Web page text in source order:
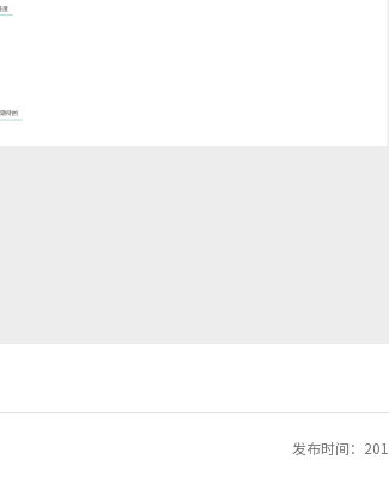
发布时间：